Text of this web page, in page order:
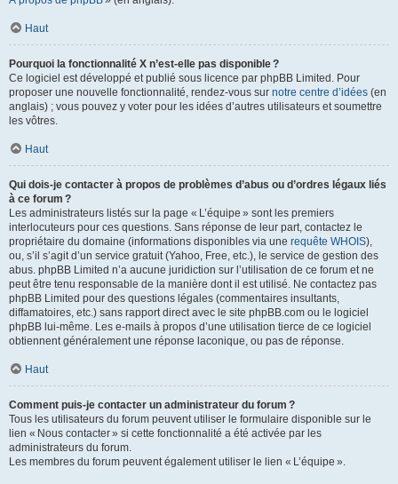
Haut
Pourquoi la fonctionnalité X n’est-elle pas disponible ?
Ce logiciel est développé et publié sous licence par phpBB Limited. Pour
proposer une nouvelle fonctionnalité, rendez-vous sur notre centre d’idées (en
anglais) ; vous pouvez y voter pour les idées d’autres utilisateurs et soumettre
les vôtres.
Haut
Qui dois-je contacter à propos de problèmes d’abus ou d’ordres légaux liés
à ce forum ?
Les administrateurs listés sur la page « L’équipe » sont les premiers
interlocuteurs pour ces questions. Sans réponse de leur part, contactez le
propriétaire du domaine (informations disponibles via une requête WHOIS),
ou, s’il s’agit d’un service gratuit (Yahoo, Free, etc.), le service de gestion des
abus. phpBB Limited n’a aucune juridiction sur l’utilisation de ce forum et ne
peut être tenu responsable de la manière dont il est utilisé. Ne contactez pas
phpBB Limited pour des questions légales (commentaires insultants,
diffamatoires, etc.) sans rapport direct avec le site phpBB.com ou le logiciel
phpBB lui-même. Les e-mails à propos d’une utilisation tierce de ce logiciel
obtiennent généralement une réponse laconique, ou pas de réponse.
Haut
Comment puis-je contacter un administrateur du forum ?
Tous les utilisateurs du forum peuvent utiliser le formulaire disponible sur le
lien « Nous contacter » si cette fonctionnalité a été activée par les
administrateurs du forum.
Les membres du forum peuvent également utiliser le lien « L’équipe ».